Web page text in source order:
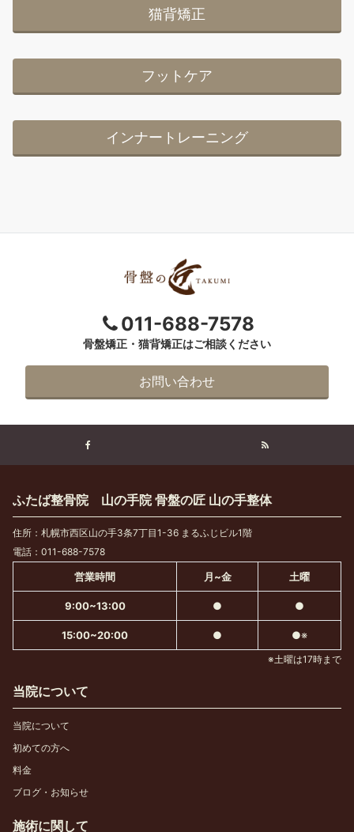
猫背矯正
フットケア
インナートレーニング
011-688-7578
骨盤矯正・猫背矯正はご相談ください
お問い合わせ
ふたば整骨院 山の手院 骨盤の匠 山の手整体
住所：札幌市西区山の手3条7丁目1-36 まるふじビル1階
電話：011-688-7578
営業時間 月~金 土曜
9:00~13:00 ● ●
15:00~20:00 ● ●※
※土曜は17時まで
当院について
当院について
初めての方へ
料金
ブログ・お知らせ
施術に関して